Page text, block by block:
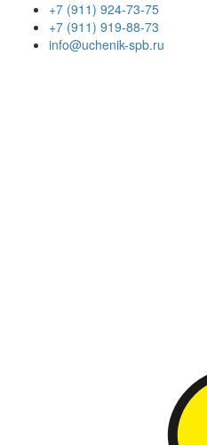
+7 (911) 924-73-75
+7 (911) 919-88-73
info@uchenik-spb.ru